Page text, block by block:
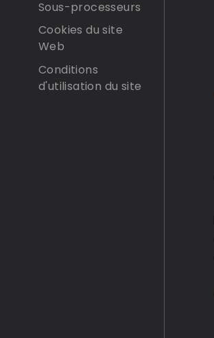
Sous-processeurs
Cookies du site
Web
Conditions
d'utilisation du site